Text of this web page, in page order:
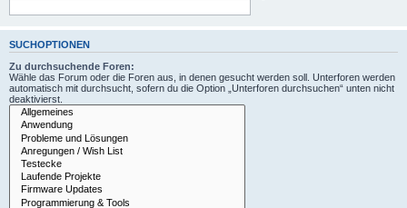
SUCHOPTIONEN
Zu durchsuchende Foren:
Wähle das Forum oder die Foren aus, in denen gesucht werden soll. Unterforen werden
automatisch mit durchsucht, sofern du die Option „Unterforen durchsuchen“ unten nicht
deaktivierst.